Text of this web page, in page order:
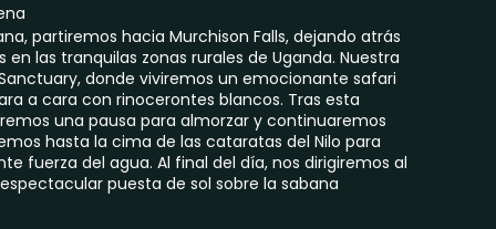
partiremos hacia Murchison Falls, dejando atrás
las tranquilas zonas rurales de Uganda. Nuestra
donde viviremos un emocionante safari
a cara con rinocerontes blancos. Tras esta
una pausa para almorzar y continuaremos
hasta la cima de las cataratas del Nilo para
fuerza del agua. Al final del día, nos dirigiremos al
puesta de sol sobre la sabana